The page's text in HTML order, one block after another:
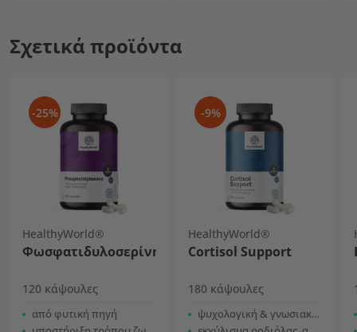
Σχετικά προϊόντα
-25%
HealthyWorld®
Φωσφατιδυλοσερίνη
120 κάψουλες
από φυτική πηγή
-9%
HealthyWorld®
Cortisol Support
180 κάψουλες
ψυχολογική & γνωσιακή λειτουργία